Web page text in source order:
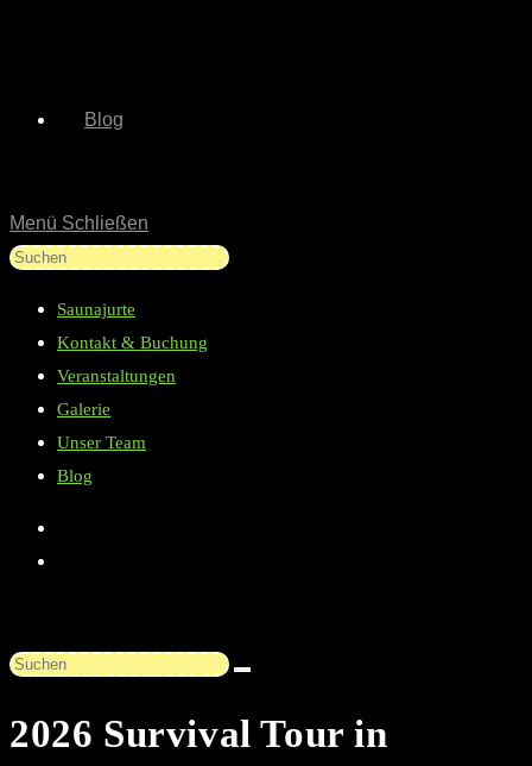
Blog
Menü Schließen
Diese
durchsuchen
Press
Saunajurte
Kontakt & Buchung
Veranstaltungen
Galerie
Unser Team
Blog
Diese
durchsuchen
2026 Survival Tour in